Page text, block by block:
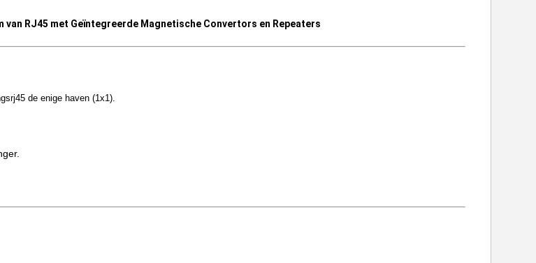
van RJ45 met Geïntegreerde Magnetische Convertors en Repeaters
de enige haven (1x1).